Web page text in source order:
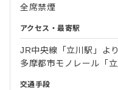
全席禁煙
アクセス・最寄駅
JR中央線「⽴川駅」よ
多摩都市モノレール「
交通手段